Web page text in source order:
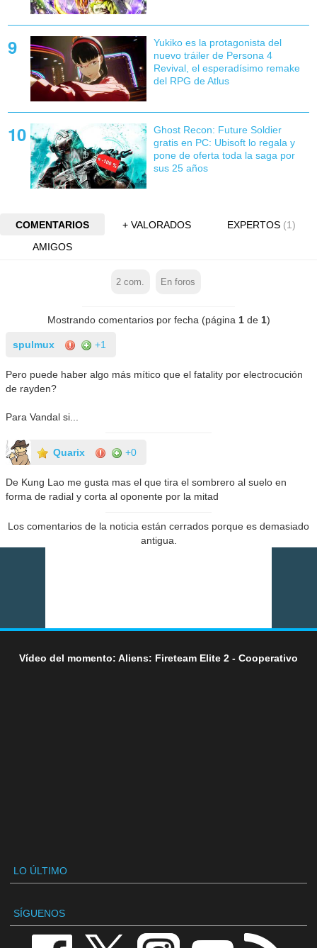
Yukiko es la protagonista del
nuevo tráiler de Persona 4
Revival, el esperadísimo remake
del RPG de Atlus
Ghost Recon: Future Soldier
gratis en PC: Ubisoft lo regala y
pone de oferta toda la saga por
sus 25 años
COMENTARIOS + VALORADOS EXPERTOS (1)
AMIGOS
2 com. En foros
Mostrando comentarios por fecha (página 1de 1)
spulmux +1
Pero puede haber algo más mítico que el fatality por electrocución
de rayden?
Para Vandal si...
Quarix +0
De Kung Lao me gusta mas el que tira el sombrero al suelo en
forma de radial y corta al oponente por la mitad
Los comentarios de la noticia están cerrados porque es demasiado
antigua.
Vídeo del momento: Aliens: Fireteam Elite 2 - Cooperativo
LO ÚLTIMO
SÍGUENOS